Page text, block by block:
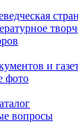
и
фото
вопросы